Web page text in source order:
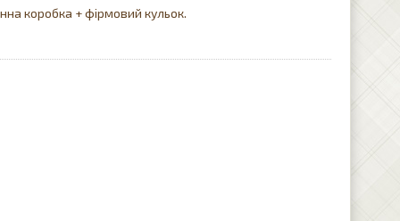
коробка + фірмовий кульок.